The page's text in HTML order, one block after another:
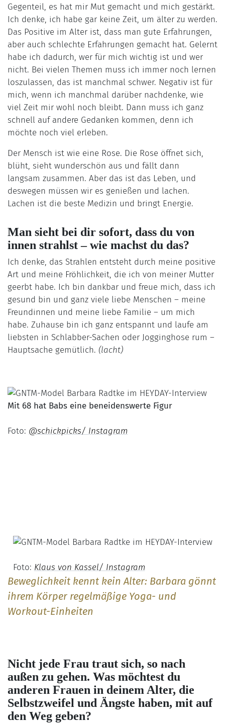
Gegenteil, es hat mir Mut gemacht und mich gestärkt.
Ich denke, ich habe gar keine Zeit, um älter zu werden.
Das Positive im Alter ist, dass man gute Erfahrungen,
aber auch schlechte Erfahrungen gemacht hat. Gelernt
habe ich dadurch, wer für mich wichtig ist und wer
nicht. Bei vielen Themen muss ich immer noch lernen
loszulassen, das ist manchmal schwer. Negativ ist für
mich, wenn ich manchmal darüber nachdenke, wie
viel Zeit mir wohl noch bleibt. Dann muss ich ganz
schnell auf andere Gedanken kommen, denn ich
möchte noch viel erleben.
Der Mensch ist wie eine Rose. Die Rose öffnet sich,
blüht, sieht wunderschön aus und fällt dann
langsam zusammen. Aber das ist das Leben, und
deswegen müssen wir es genießen und lachen.
Lachen ist die beste Medizin und bringt Energie.
Man sieht bei dir sofort, dass du von
innen strahlst – wie machst du das?
Ich denke, das Strahlen entsteht durch meine positive
Art und meine Fröhlichkeit, die ich von meiner Mutter
geerbt habe. Ich bin dankbar und freue mich, dass ich
gesund bin und ganz viele liebe Menschen – meine
Freundinnen und meine liebe Familie – um mich
habe. Zuhause bin ich ganz entspannt und laufe am
liebsten in Schlabber-Sachen oder Jogginghose rum –
Hauptsache gemütlich. (lacht)
Mit 68 hat Babs eine beneidenswerte Figur
Foto: @schickpicks/ Instagram
Foto: Klaus von Kassel/ Instagram
Beweglichkeit kennt kein Alter: Barbara gönnt
ihrem Körper regelmäßige Yoga- und
Workout-Einheiten
Nicht jede Frau traut sich, so nach
außen zu gehen. Was möchtest du
anderen Frauen in deinem Alter, die
Selbstzweifel und Ängste haben, mit auf
den Weg geben?